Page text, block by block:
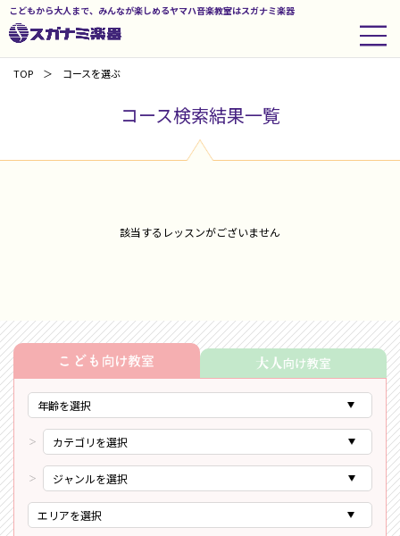
こどもから大人まで、みんなが楽しめるヤマハ音楽教室はスガナミ楽器
TOP コースを選ぶ
コース検索結果一覧
該当するレッスンがございません